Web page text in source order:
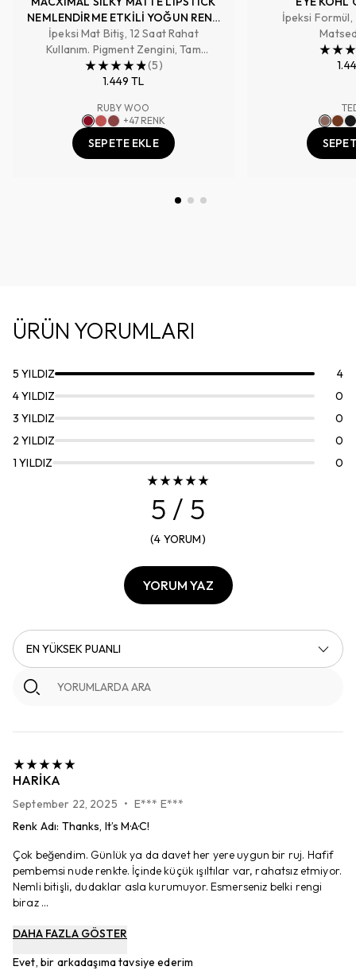
NEMLENDİRME ETKİLİ YOĞUN RENK
SAĞLAYAN RUJ
İpeksi Mat Bitiş, 12 Saat Rahat
Kullanım. Pigment Zengini, Tam
Kapatıcılık Sağlayan Renk
(5)
1.449 TL
RUBY WOO
+47 RENK
SEPETE EKLE
İpeksi
ÜRÜN YORUMLARI
5 YILDIZ
4
4YILDIZ
0
3 YILDIZ
0
2 YILDIZ
0
1 YILDIZ 0
5 / 5
(4 YORUM)
YORUM YAZ
EN YÜKSEK PUANLI
HARIKA
September 22, 2025 • E*** E***
Renk Adı: Thanks, It’s M·A·C!
Çok beğendim. Günlük ya da davet her yere uygun bir ruj. Hafif
pembemsi nude renkte. İçinde küçük ışıltılar var, rahatsız etmiyor.
Nemli bitişli, dudaklar asla kurumuyor. Esmerseniz belki rengi
biraz ...
DAHA FAZLA GÖSTER
Evet, bir arkadaşıma tavsiye ederim